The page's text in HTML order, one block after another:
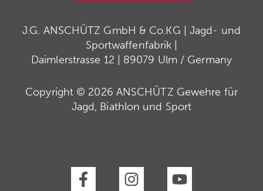
J.G. ANSCHÜTZ GmbH & Co.KG | Jagd- und
Sportwaffenfabrik |
Daimlerstrasse 12 | 89079 Ulm / Germany
Copyright © 2026 ANSCHÜTZ Gewehre für
Jagd, Biathlon und Sport